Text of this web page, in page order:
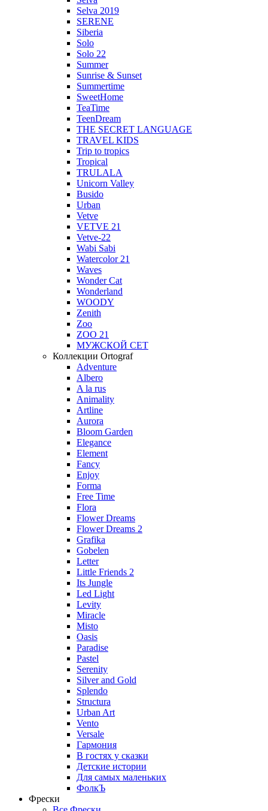
Selva 2019
SERENE
Siberia
Solo
Solo 22
Summer
Sunrise & Sunset
Summertime
SweetHome
TeaTime
TeenDream
THE SECRET LANGUAGE
TRAVEL KIDS
Trip to tropics
Tropical
TRULALA
Unicorn Valley
Busido
Urban
Vetve
VETVE 21
Vetve-22
Wabi Sabi
Watercolor 21
Waves
Wonder Cat
Wonderland
WOODY
Zenith
Zoo
ZOO 21
МУЖСКОЙ СЕТ
Коллекции Ortograf
Adventure
Albero
A la rus
Animality
Artline
Aurora
Bloom Garden
Elegance
Element
Fancy
Enjoy
Forma
Free Time
Flora
Flower Dreams
Flower Dreams 2
Grafika
Gobelen
Letter
Little Friends 2
Its Jungle
Led Light
Levity
Miracle
Misto
Oasis
Paradise
Pastel
Serenity
Silver and Gold
Splendo
Structura
Urban Art
Vento
Versale
Гармония
В гостях у сказки
Детские истории
Для самых маленьких
ФолкЪ
Фрески